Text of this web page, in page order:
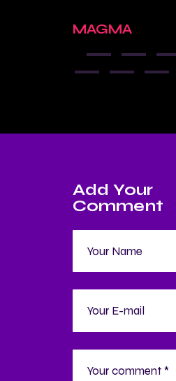
MAGMA
Add Your
Comment